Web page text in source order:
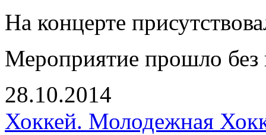
На концерте
Мероприятие прошло без
28.10.2014
Хоккей. Молодежная